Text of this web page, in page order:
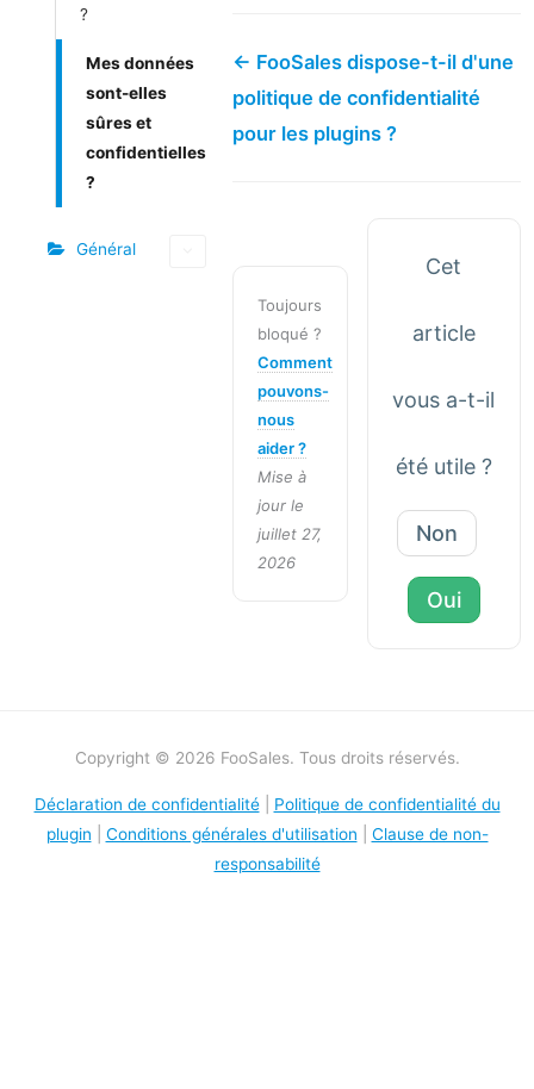
?
Mes données
sont-elles
sûres et
confidentielles
?
Général
← FooSales dispose-t-il d'une
politique de confidentialité
pour les plugins ?
Toujours
bloqué ?
Comment
pouvons-
nous
aider ?
Mise à
jour le
juillet 27,
2026
Cet
article
vous a-t-il
été utile ?
Non
Oui
Copyright © 2026 FooSales. Tous droits réservés.
Déclaration de confidentialité| Politique de confidentialité du
plugin
Conditions générales d'utilisation
Clause de non-
responsabilité